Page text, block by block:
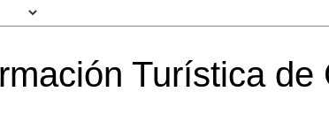
Turística de